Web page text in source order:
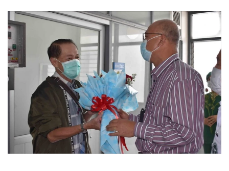
• SMEs
• หุ้น
• อินโดจีน
• กองทุนรวม
•
Celeb Online
• Factcheck
ญี่ปุ่น
News1
Gotomanager